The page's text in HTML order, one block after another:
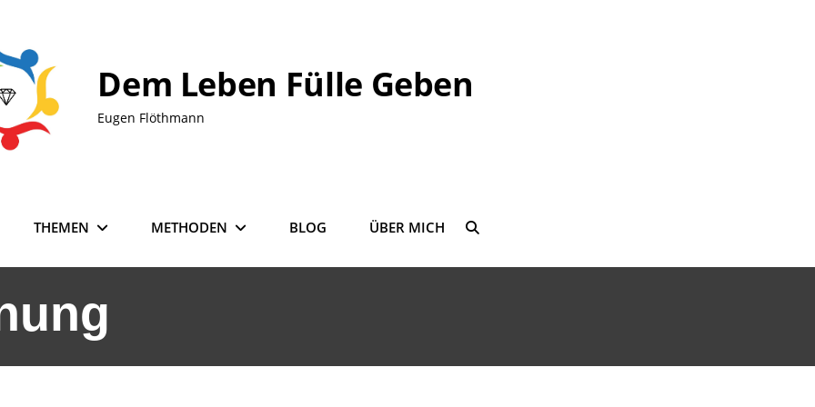
Dem Leben Fülle Geben
Eugen Flöthmann
THEMEN METHODEN BLOG ÜBER MICH